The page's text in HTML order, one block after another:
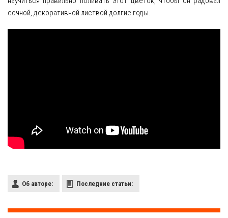
сочной, декоративной листвой долгие годы.
Об авторе: Последние статьи: